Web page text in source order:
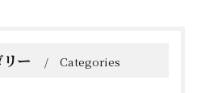
ー Categories